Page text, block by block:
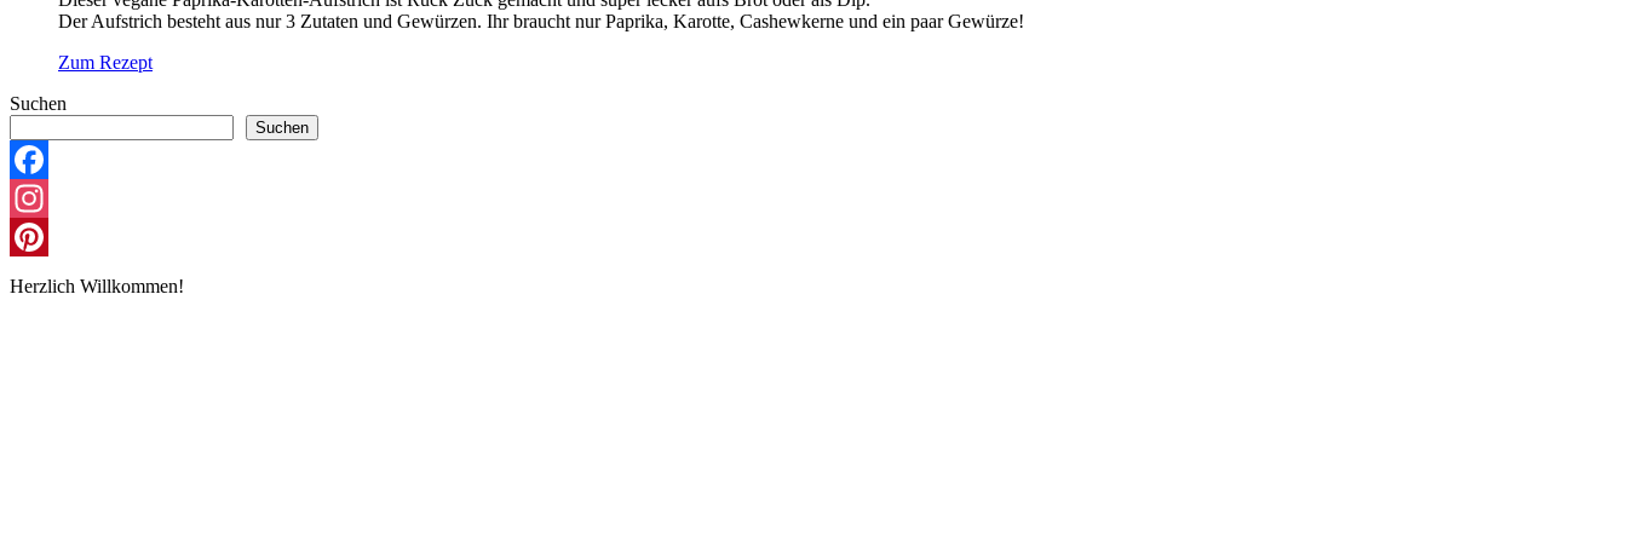
Der Aufstrich besteht aus nur 3 Zutaten und Gewürzen. Ihr braucht nur Paprika, Karotte, Cashewkerne und ein paar Gewürze!
Zum Rezept
Suchen
Suchen
Facebook
Instagram
Pinterest
Herzlich Willkommen!